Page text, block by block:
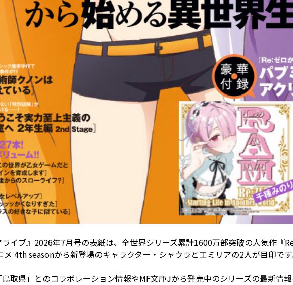
ライブ』2026年7月号の表紙は、全世界シリーズ累計1600万部突破の人気作『
メ 4th seasonから新登場のキャラクター・シャウラとエミリアの2人が目印で
取県」とのコラボレーション情報やMF文庫Jから発売中のシリーズの最新情